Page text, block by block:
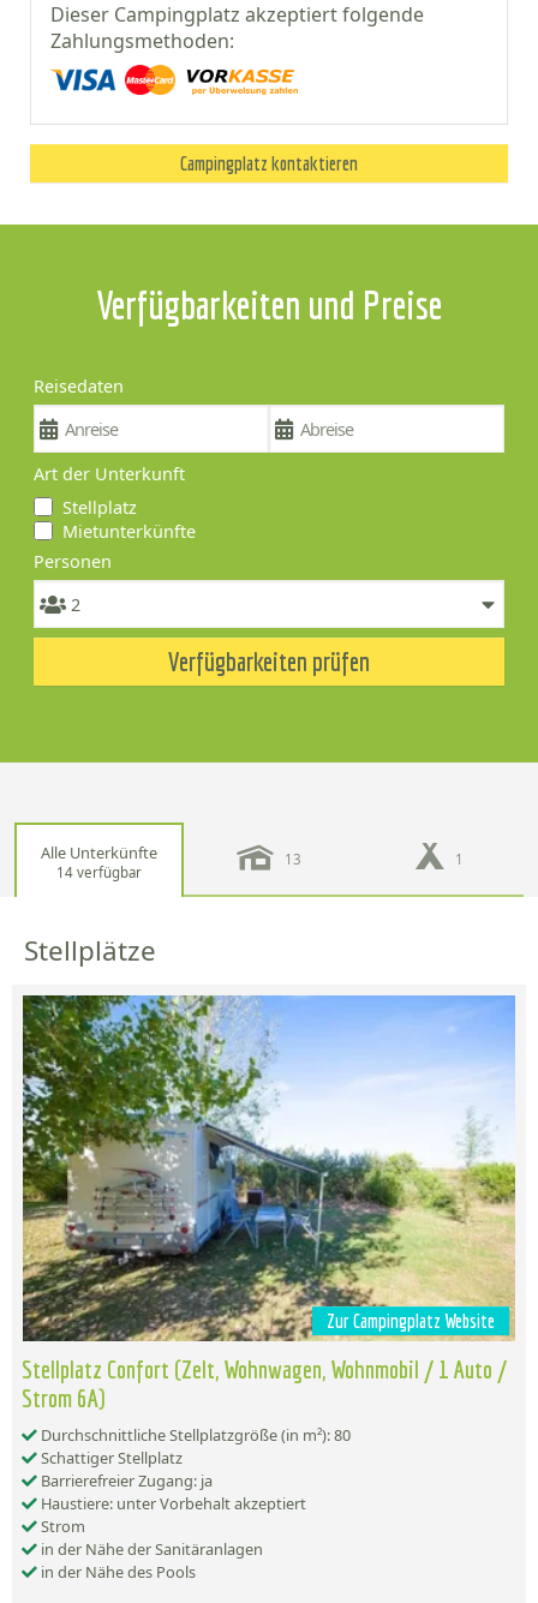
Dieser Campingplatz akzeptiert folgende
Zahlungsmethoden:
Campingplatz kontaktieren
Verfügbarkeiten und Preise
Reisedaten
Art der Unterkunft
Stellplatz
Mietunterkünfte
Personen
Verfügbarkeiten prüfen
Alle Unterkünfte
14 verfügbar
13 1
Stellplätze
Zur Campingplatz Website
Stellplatz Confort (Zelt, Wohnwagen, Wohnmobil / 1 Auto /
Strom 6A)
Durchschnittliche Stellplatzgröße (in m²): 80
Schattiger Stellplatz
Barrierefreier Zugang: ja
Haustiere: unter Vorbehalt akzeptiert
Strom
in der Nähe der Sanitäranlagen
in der Nähe des Pools